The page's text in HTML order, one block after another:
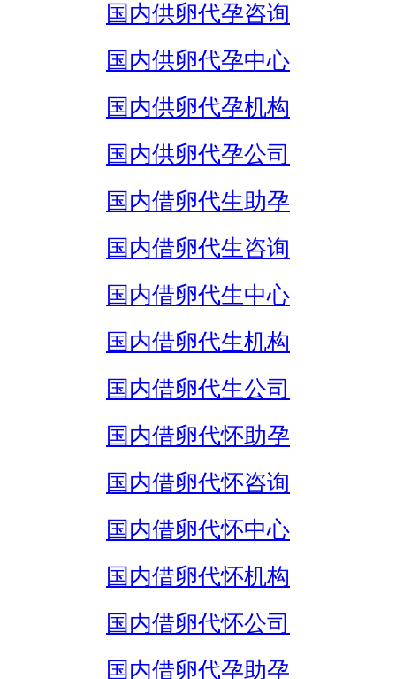
国内供卵代孕咨询
国内供卵代孕中心
国内供卵代孕机构
国内供卵代孕公司
国内借卵代生助孕
国内借卵代生咨询
国内借卵代生中心
国内借卵代生机构
国内借卵代生公司
国内借卵代怀助孕
国内借卵代怀咨询
国内借卵代怀中心
国内借卵代怀机构
国内借卵代怀公司
国内借卵代孕助孕